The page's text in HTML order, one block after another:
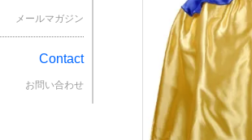
メールマガジン
Contact
お問い合わせ